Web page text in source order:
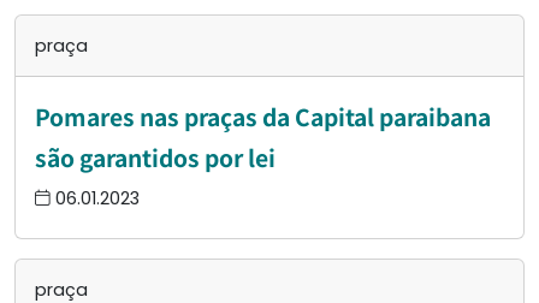
praça
Pomares nas praças da Capital paraibana
são garantidos por lei
06.01.2023
praça